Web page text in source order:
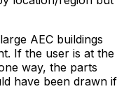
AEC buildings
If the user is at the
way, the parts
have been drawn if